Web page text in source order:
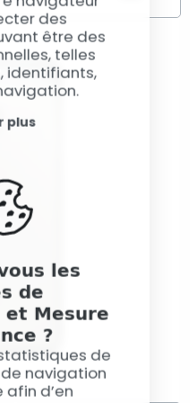
des
être des
telles
identifiants,
plus
les
de
Mesure
?
de
navigation
afin d’en
pas. Vous ne